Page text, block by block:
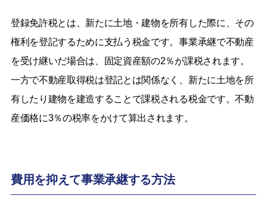
登録免許税とは、新たに土地・建物を所有した際に、その
権利を登記するために支払う税金です。事業承継で不動産
を受け継いだ場合は、固定資産額の2％が課税されます。
一方で不動産取得税は登記とは関係なく、新たに土地を所
有したり建物を建造することで課税される税金です。不動
産価格に3％の税率をかけて算出されます。
費用を抑えて事業承継する方法